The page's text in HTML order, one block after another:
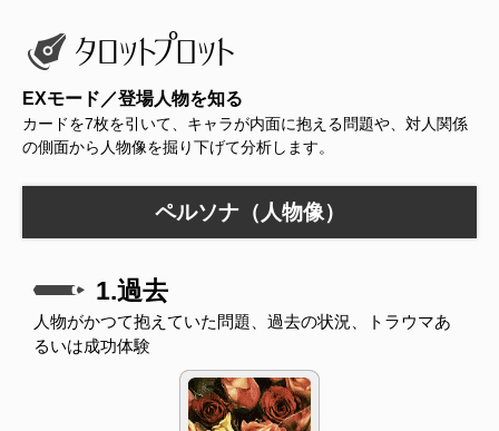
EXモード／登場人物を知る
カードを7枚を引いて、キャラが内面に抱える問題や、対人関係
の側面から人物像を掘り下げて分析します。
ペルソナ（人物像）
1.過去
人物がかつて抱えていた問題、過去の状況、トラウマあ
るいは成功体験